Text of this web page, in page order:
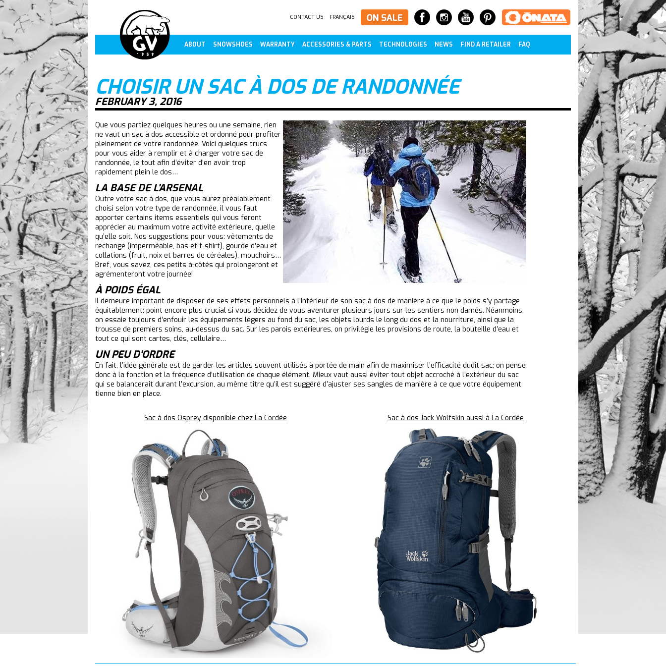
CONTACT US FRANÇAIS
ABOUT SNOWSHOES WARRANTY ACCESSORIES & PARTS TECHNOLOGIES NEWS FIND A RETAILER FAQ
CHOISIR UN SAC À DOS DE RANDONNÉE
FEBRUARY 3, 2016
Que vous partiez quelques heures ou une semaine, rien
ne vaut un sac à dos accessible et ordonné pour profiter
pleinement de votre randonnée. Voici quelques trucs
pour vous aider à remplir et à charger votre sac de
randonnée, le tout afin d’éviter d’en avoir trop
rapidement plein le dos…
LA BASE DE L'ARSENAL
Outre votre sac à dos, que vous aurez préalablement
choisi selon votre type de randonnée, il vous faut
apporter certains items essentiels qui vous feront
apprécier au maximum votre activité extérieure, quelle
qu’elle soit. Nos suggestions pour vous: vêtements de
rechange (imperméable, bas et t-shirt), gourde d’eau et
collations (fruit, noix et barres de céréales), mouchoirs…
Bref, vous savez, ces petits à-côtés qui prolongeront et
agrémenteront votre journée!
À POIDS ÉGAL
Il demeure important de disposer de ses effets personnels à l’intérieur de son sac à dos de manière à ce que le poids s’y partage
équitablement; point encore plus crucial si vous décidez de vous aventurer plusieurs jours sur les sentiers non damés. Néanmoins,
on essaie toujours d’enfouir les équipements légers au fond du sac, les objets lourds le long du dos et la nourriture, ainsi que la
trousse de premiers soins, au-dessus du sac. Sur les parois extérieures, on privilégie les provisions de route, la bouteille d’eau et
tout ce qui sont cartes, clés, cellulaire…
UN PEU D'ORDRE
En fait, l’idée générale est de garder les articles souvent utilisés à portée de main afin de maximiser l’efficacité dudit sac; on pense
donc à la fonction et la fréquence d’utilisation de chaque élément. Mieux vaut aussi éviter tout objet accroché à l’extérieur du sac
qui se balancerait durant l’excursion, au même titre qu’il est suggéré d’ajuster ses sangles de manière à ce que votre équipement
tienne bien en place.
Sac à dos Osprey disponible chez La Cordée Sac à dos Jack Wolfskin aussi à La Cordée